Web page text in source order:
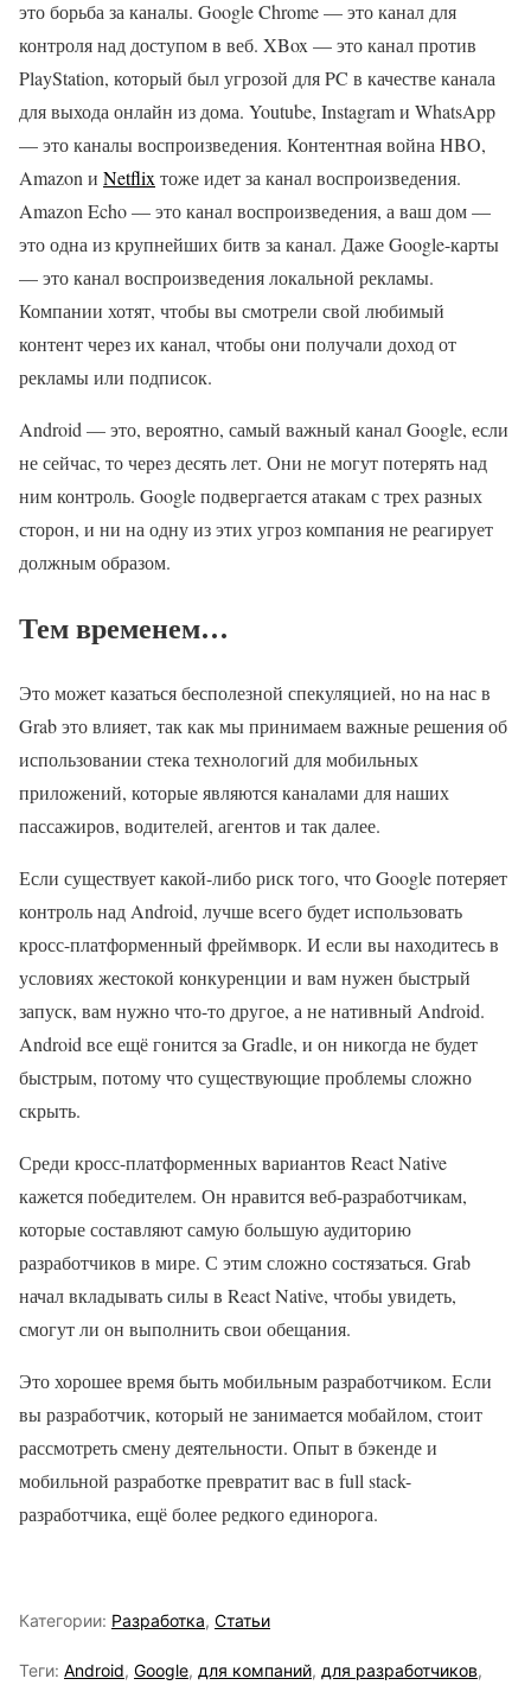
это борьба за каналы. Google Chrome — это канал для
контроля над доступом в веб. XBox — это канал против
PlayStation, который был угрозой для PC в качестве канала
для выхода онлайн из дома. Youtube, Instagram и WhatsApp
— это каналы воспроизведения. Контентная война HBO,
Amazon и Netflix тоже идет за канал воспроизведения.
Amazon Echo — это канал воспроизведения, а ваш дом —
это одна из крупнейших битв за канал. Даже Google-карты
— это канал воспроизведения локальной рекламы.
Компании хотят, чтобы вы смотрели свой любимый
контент через их канал, чтобы они получали доход от
рекламы или подписок.
Android — это, вероятно, самый важный канал Google, если
не сейчас, то через десять лет. Они не могут потерять над
ним контроль. Google подвергается атакам с трех разных
сторон, и ни на одну из этих угроз компания не реагирует
должным образом.
Тем временем…
Это может казаться бесполезной спекуляцией, но на нас в
Grab это влияет, так как мы принимаем важные решения об
использовании стека технологий для мобильных
приложений, которые являются каналами для наших
пассажиров, водителей, агентов и так далее.
Если существует какой-либо риск того, что Google потеряет
контроль над Android, лучше всего будет использовать
кросс-платформенный фреймворк. И если вы находитесь в
условиях жестокой конкуренции и вам нужен быстрый
запуск, вам нужно что-то другое, а не нативный Android.
Android все ещё гонится за Gradle, и он никогда не будет
быстрым, потому что существующие проблемы сложно
скрыть.
Среди кросс-платформенных вариантов React Native
кажется победителем. Он нравится веб-разработчикам,
которые составляют самую большую аудиторию
разработчиков в мире. С этим сложно состязаться. Grab
начал вкладывать силы в React Native, чтобы увидеть,
смогут ли он выполнить свои обещания.
Это хорошее время быть мобильным разработчиком. Если
вы разработчик, который не занимается мобайлом, стоит
рассмотреть смену деятельности. Опыт в бэкенде и
мобильной разработке превратит вас в full stack-
разработчика, ещё более редкого единорога.
Категории: Разработка, Статьи
Теги: Android, Google, для компаний, для разработчиков,